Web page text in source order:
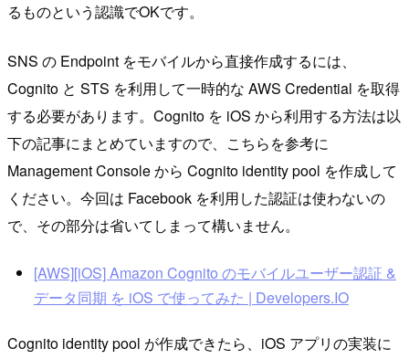
るものという認識でOKです。
SNS の Endpoint をモバイルから直接作成するには、
Cognito と STS を利用して一時的な AWS Credential を取得
する必要があります。Cognito を iOS から利用する方法は以
下の記事にまとめていますので、こちらを参考に
Management Console から Cognito identity pool を作成して
ください。今回は Facebook を利用した認証は使わないの
で、その部分は省いてしまって構いません。
[AWS][iOS] Amazon Cognito のモバイルユーザー認証 &
データ同期 を iOS で使ってみた | Developers.IO
Cognito identity pool が作成できたら、iOS アプリの実装に